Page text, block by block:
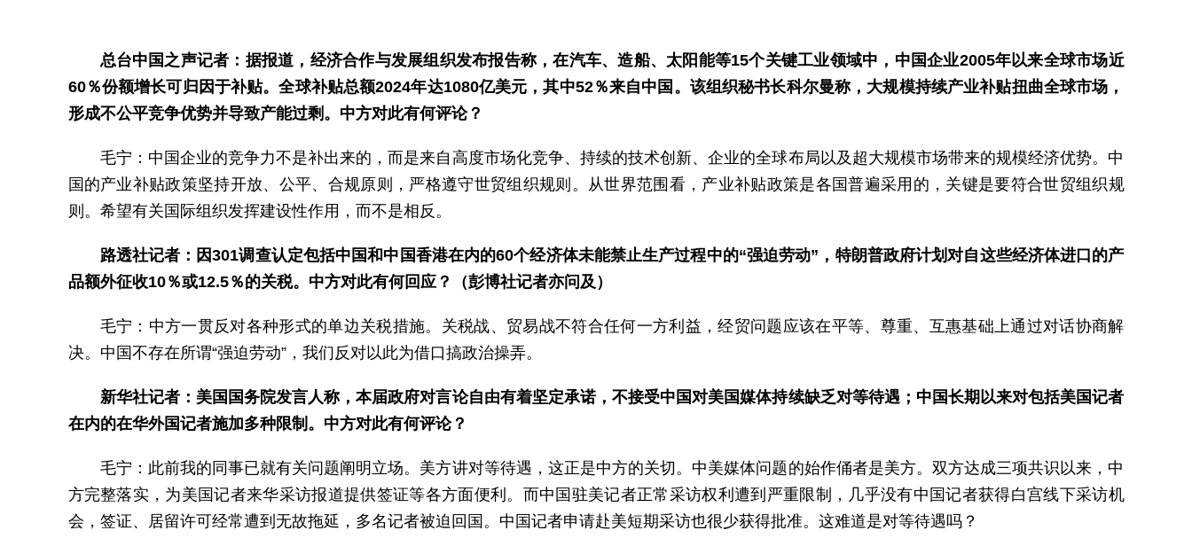
总台中国之声记者：据报道，经济合作与发展组织发布报告称，在汽车、造船、太阳能等15个关键工业领域中，中国企业2005年以来全球市场近
60％份额增长可归因于补贴。全球补贴总额2024年达1080亿美元，其中52％来自中国。该组织秘书长科尔曼称，大规模持续产业补贴扭曲全球市场，
形成不公平竞争优势并导致产能过剩。中方对此有何评论？
毛宁：中国企业的竞争力不是补出来的，而是来自高度市场化竞争、持续的技术创新、企业的全球布局以及超大规模市场带来的规模经济优势。中
国的产业补贴政策坚持开放、公平、合规原则，严格遵守世贸组织规则。从世界范围看，产业补贴政策是各国普遍采用的，关键是要符合世贸组织规
则。希望有关国际组织发挥建设性作用，而不是相反。
路透社记者：因301调查认定包括中国和中国香港在内的60个经济体未能禁止生产过程中的“强迫劳动”，特朗普政府计划对自这些经济体进口的产
品额外征收10％或12.5％的关税。中方对此有何回应？（彭博社记者亦问及）
毛宁：中方一贯反对各种形式的单边关税措施。关税战、贸易战不符合任何一方利益，经贸问题应该在平等、尊重、互惠基础上通过对话协商解
决。中国不存在所谓“强迫劳动”，我们反对以此为借口搞政治操弄。
新华社记者：美国国务院发言人称，本届政府对言论自由有着坚定承诺，不接受中国对美国媒体持续缺乏对等待遇；中国长期以来对包括美国记者
在内的在华外国记者施加多种限制。中方对此有何评论？
毛宁：此前我的同事已就有关问题阐明立场。美方讲对等待遇，这正是中方的关切。中美媒体问题的始作俑者是美方。双方达成三项共识以来，中
方完整落实，为美国记者来华采访报道提供签证等各方面便利。而中国驻美记者正常采访权利遭到严重限制，几乎没有中国记者获得白宫线下采访机
会，签证、居留许可经常遭到无故拖延，多名记者被迫回国。中国记者申请赴美短期采访也很少获得批准。这难道是对等待遇吗？